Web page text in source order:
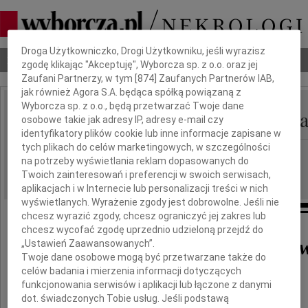
Nekrologi Odeszli Poradnik pogrzebowy
IMIĘ I NAZWISKO: Kinga Szczepkowska-
REGION: cała Polska
DATA EMISJI: 17.06.2026
Kinga Szczepkowska-
3 marca 1945 - 17 czerwca 2006
Dbamy o Twoją prywatność
Droga Użytkowniczko, Drogi Użytkowniku, jeśli wyrazisz
zgodę klikając "Akceptuję", Wyborcza sp. z o.o. oraz jej
Zaufani Partnerzy, w tym [874 ] Zaufanych Partnerów IAB,
jak również Agora S.A. będąca spółką powiązaną z
Wyborcza sp. z o.o., będą przetwarzać Twoje dane
osobowe takie jak adresy IP, adresy e-mail czy
identyfikatory plików cookie lub inne informacje zapisane w
tych plikach do celów marketingowych, w szczególności
na potrzeby wyświetlania reklam dopasowanych do
Twoich zainteresowań i preferencji w swoich serwisach,
aplikacjach i w Internecie lub personalizacji treści w nich
wyświetlanych. Wyrażenie zgody jest dobrowolne. Jeśli nie
chcesz wyrazić zgody, chcesz ograniczyć jej zakres lub
chcesz wycofać zgodę uprzednio udzieloną przejdź do
„Ustawień Zaawansowanych”.
Twoje dane osobowe mogą być przetwarzane także do
celów badania i mierzenia informacji dotyczących
funkcjonowania serwisów i aplikacji lub łączone z danymi
dot. świadczonych Tobie usług. Jeśli podstawą